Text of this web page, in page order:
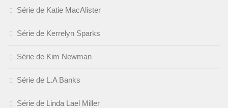
Série de Katie MacAlister
Série de Kerrelyn Sparks
Série de Kim Newman
Série de L.A Banks
Série de Linda Lael Miller